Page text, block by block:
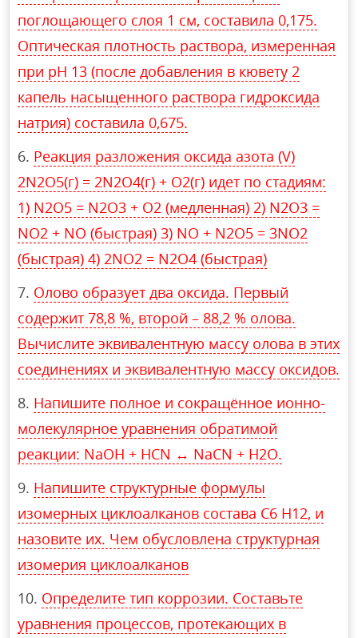
поглощающего слоя 1 см, составила 0,175.
Оптическая плотность раствора, измеренная
при рН 13 (после добавления в кювету 2
капель насыщенного раствора гидроксида
натрия) составила 0,675.
Реакция разложения оксида азота (V)
2N2O5(г) = 2N2O4(г) + O2(г) идет по стадиям:
1) N2O5 = N2O3 + O2 (медленная) 2) N2O3 =
NO2 + NO (быстрая) 3) NO + N2O5 = 3NO2
(быстрая) 4) 2NO2 = N2O4 (быстрая)
Олово образует два оксида. Первый
содержит 78,8 %, второй – 88,2 % олова.
Вычислите эквивалентную массу олова в этих
соединениях и эквивалентную массу оксидов.
Напишите полное и сокращённое ионно-
молекулярное уравнения обратимой
реакции: NaOH + HCN ↔ NaCN + H2О.
Напишите структурные формулы
изомерных циклоалканов состава С6 Н12, и
назовите их. Чем обусловлена структурная
изомерия циклоалканов
Определите тип коррозии. Составьте
уравнения процессов, протекающих в